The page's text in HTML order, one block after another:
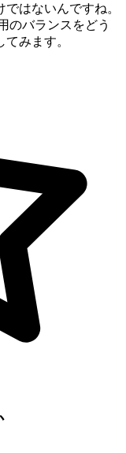
はないんですね。
のバランスをどう
みます。